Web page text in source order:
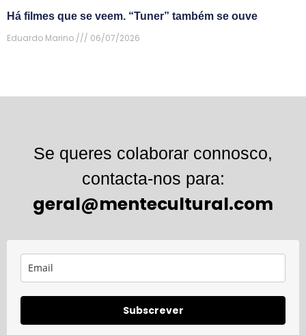
Há filmes que se veem. “Tuner” também se ouve
Eduardo Marino
06/07/2026
Se queres colaborar connosco,
contacta-nos para:
geral@mentecultural.com
Subscrever